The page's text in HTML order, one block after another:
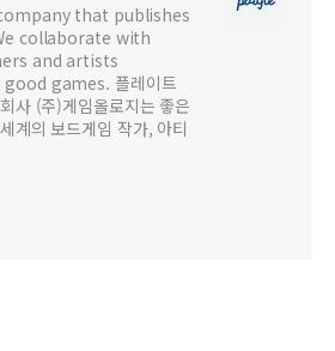
that publishes
collaborate with
and artists
games. 플레이트
사 (주)게임올로지는 좋은
계의 보드게임 작가, 아티